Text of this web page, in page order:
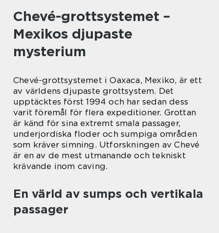
Chevé-grottsystemet –
Mexikos djupaste
mysterium
Chevé-grottsystemet i Oaxaca, Mexiko, är ett
av världens djupaste grottsystem. Det
upptäcktes först 1994 och har sedan dess
varit föremål för flera expeditioner. Grottan
är känd för sina extremt smala passager,
underjordiska floder och sumpiga områden
som kräver simning. Utforskningen av Chevé
är en av de mest utmanande och tekniskt
krävande inom caving.
En värld av sumps och vertikala
passager